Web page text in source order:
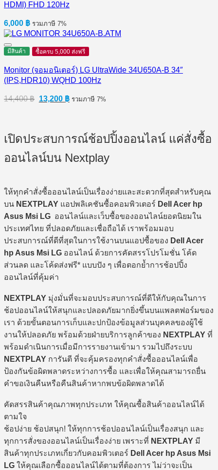
HDMI) FHD 120Hz
6,000 ฿ รวมภาษี 7%
มีสินค้า ซื้อครบ 5,000 ส่งฟรี
Monitor (จอมอนิเตอร์) LG UltraWide 34U650A-B 34″
(IPS,HDR10) WQHD 100Hz
14,400฿ Original
price
13,200 ฿Current
price
รวมภาษี 7%
เปิดประสบการณ์ช้อปปิ้งออนไลน์ แค่สั่งซื้อ
ออนไลน์บน Nextplay
ให้ทุกคำสั่งซื้อออนไลน์เป็นเรื่องง่ายและสะดวกที่สุดสำหรับคุณ
บน NEXTPLAY แอปพลิเคชันซื้อคอมพิวเตอร์ Dell Acer hp
Asus Msi LG ออนไลน์และเว็บซื้อของออนไลน์ยอดนิยมใน
ประเทศไทย ที่ปลอดภัยและเชื่อถือได้ เราพร้อมมอบ
ประสบการณ์ที่ดีที่สุดในการใช้งานบนแอปซื้อของ Dell Acer
hp Asus Msi LG ออนไลน์ ด้วยการคัดสรรโปรโมชั่น โค้ด
ส่วนลด และโค้ดส่งฟรี* แบบปัง ๆ เพื่อตอกย้ำการช้อปปิ้ง
ออนไลน์ที่คุ้มค่า
NEXTPLAY มุ่งมั่นที่จะมอบประสบการณ์ที่ดีให้กับคุณในการ
ช้อปออนไลน์ให้สนุกและปลอดภัยมากยิ่งขึ้นบนแพลตฟอร์มของ
เรา ด้วยขั้นตอนการเก็บและปกป้องข้อมูลส่วนบุคคลของผู้ใช้
งานให้ปลอดภัย พร้อมด้วยฝ่ายบริการลูกค้าของ NEXTPLAY ที่
พร้อมดำเนินการเมื่อมีการรายงานเข้ามา รวมไปถึงระบบ
NEXTPLAY การันตี ที่จะคุ้มครองทุกคำสั่งซื้อออนไลน์เพื่อ
ป้องกันข้อผิดพลาดระหว่างการซื้อ และเพื่อให้คุณสามารถยื่น
คำขอเงินคืนหรือคืนสินค้าหากพบข้อผิดพลาดได้
คัดสรรสินค้าคุณภาพทุกประเภท ให้คุณซื้อสินค้าออนไลน์ได้
ตามใจ
ช้อปง่าย ช้อปสนุก! ให้ทุกการช้อปออนไลน์เป็นเรื่องสนุก และ
ทุกการสั่งของออนไลน์เป็นเรื่องง่าย เพราะที่ NEXTPLAY มี
สินค้าทุกประเภทเกี่ยวกับคอมพิวเตอร์ Dell Acer hp Asus Msi
LG ให้คุณเลือกซื้อออนไลน์ได้ตามที่ต้องการ ไม่ว่าจะเป็น